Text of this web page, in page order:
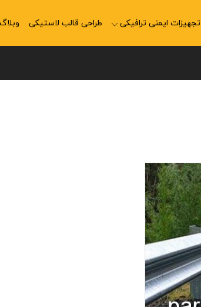
تجهیزات ایمنی ترافیکی طراحی قالب لاستیکی وبلاگ